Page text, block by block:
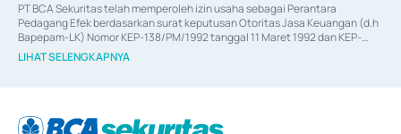
PT BCA Sekuritas telah memperoleh izin usaha sebagai Perantara
Pedagang Efek berdasarkan surat keputusan Otoritas Jasa Keuangan (d.h
Bapepam-LK) Nomor KEP-138/PM/1992 tanggal 11 Maret 1992 dan KEP-
06/D.04/2014 tanggal 28 Februari 2014, izin usaha sebagai Penjamin Emisi
Efek berdasarkan surat keputusan Otoritas Jasa Keuangan Nomor KEP-
berdasarkan surat keputusan Otoritas Jasa Keuangan Nomor S-
LIHAT SELENGKAPNYA